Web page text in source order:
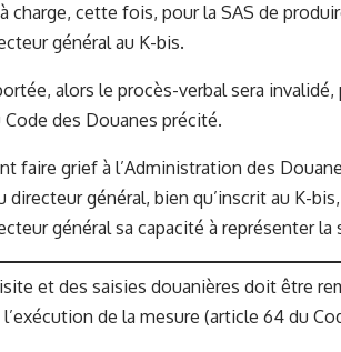
charge, cette fois, pour la SAS de
général au K-bis.
alors le procès-verbal sera
des Douanes précité.
faire grief à l’Administration des
général, bien qu’inscrit au K-
général sa capacité à représenter la
et des saisies douanières doit être
de la mesure (article 64 du